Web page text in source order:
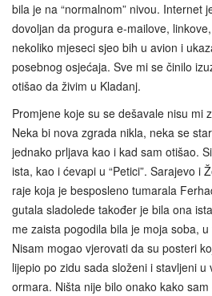
bila je na “normalnom” nivou. Internet
dovoljan da progura e‑mailove,
nekoliko mjeseci sjeo bih u avion i
posebnog osjećaja. Sve mi se činilo
otišao da živim u Kladanj.
Promjene koje su se dešavale nisu mi
Neka bi nova zgrada nikla, neka se
jednako prljava kao i kad sam otišao.
ista, kao i ćevapi u “Petici”. Sarajevo i
raje koja je besposleno tumarala
gutala sladolede također je bila ona
me zaista pogodila bila je moja soba,
Nisam mogao vjerovati da su posteri
lijepio po zidu sada složeni i stavljeni u
ormara. Ništa nije bilo onako kako